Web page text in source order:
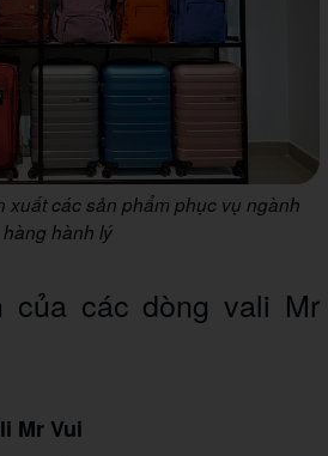
xuất các sản phẩm phục vụ ngành
hàng hành lý
của các dòng vali Mr
Mr Vui